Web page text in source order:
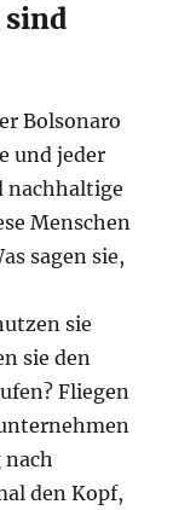
Bolsonaro
und jeder
nachhaltige
Menschen
sagen sie,
sie
sie den
Fliegen
nach
den Kopf,